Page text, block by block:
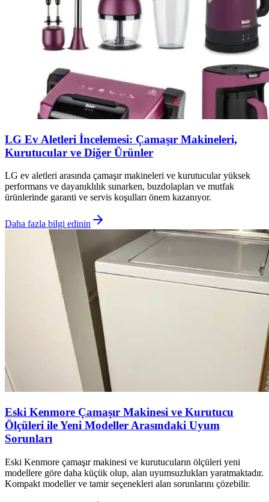
LG Ev Aletleri İncelemesi: Çamaşır Makineleri,
Kurutucular ve Diğer Ürünler
LG ev aletleri arasında çamaşır makineleri ve kurutucular yüksek
performans ve dayanıklılık sunarken, buzdolapları ve mutfak
ürünlerinde garanti ve servis koşulları önem kazanıyor.
Daha fazla bilgi edinin
Eski Kenmore Çamaşır Makinesi ve Kurutucu
Ölçüleri ile Yeni Modeller Arasındaki Uyum
Sorunları
Eski Kenmore çamaşır makinesi ve kurutucuların ölçüleri yeni
modellere göre daha küçük olup, alan uyumsuzlukları yaratmaktadır.
Kompakt modeller ve tamir seçenekleri alan sorunlarını çözebilir.